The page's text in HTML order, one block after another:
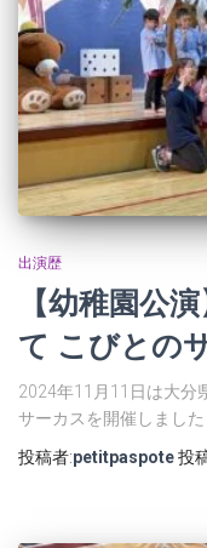
出演歴
【幼稚園公
て こびとの
2024年11月11日は大分
サーカスを開催しまし
投稿者:petitpaspote投